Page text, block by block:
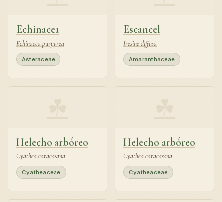
Echinacea
Echinacea purpurea
Asteraceae
Escancel
Iresine diffusa
Amaranthaceae
Helecho arbóreo
Cyathea caracasana
Cyatheaceae
Helecho arbóreo
Cyathea caracasana
Cyatheaceae